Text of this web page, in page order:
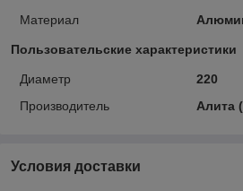
Материал
Пользовательские характеристики
Диаметр
220
Производитель
Алита
Условия доставки